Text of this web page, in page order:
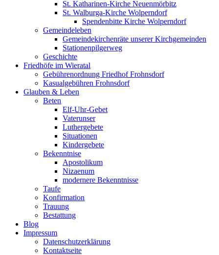
St. Katharinen-Kirche Neuenmörbitz
St. Walburga-Kirche Wolperndorf
Spendenbitte Kirche Wolperndorf
Gemeindeleben
Gemeindekirchenräte unserer Kirchgemeinden
Stationenpilgerweg
Geschichte
Friedhöfe im Wieratal
Gebührenordnung Friedhof Frohnsdorf
Kasualgebühren Frohnsdorf
Glauben & Leben
Beten
Elf-Uhr-Gebet
Vaterunser
Luthergebete
Situationen
Kindergebete
Bekenntnise
Apostolikum
Nizaenum
modernere Bekenntnisse
Taufe
Konfirmation
Trauung
Bestattung
Blog
Impressum
Datenschutzerklärung
Kontaktseite